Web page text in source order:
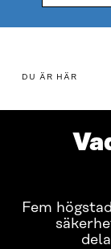
Fem
DU ÄR HÄR